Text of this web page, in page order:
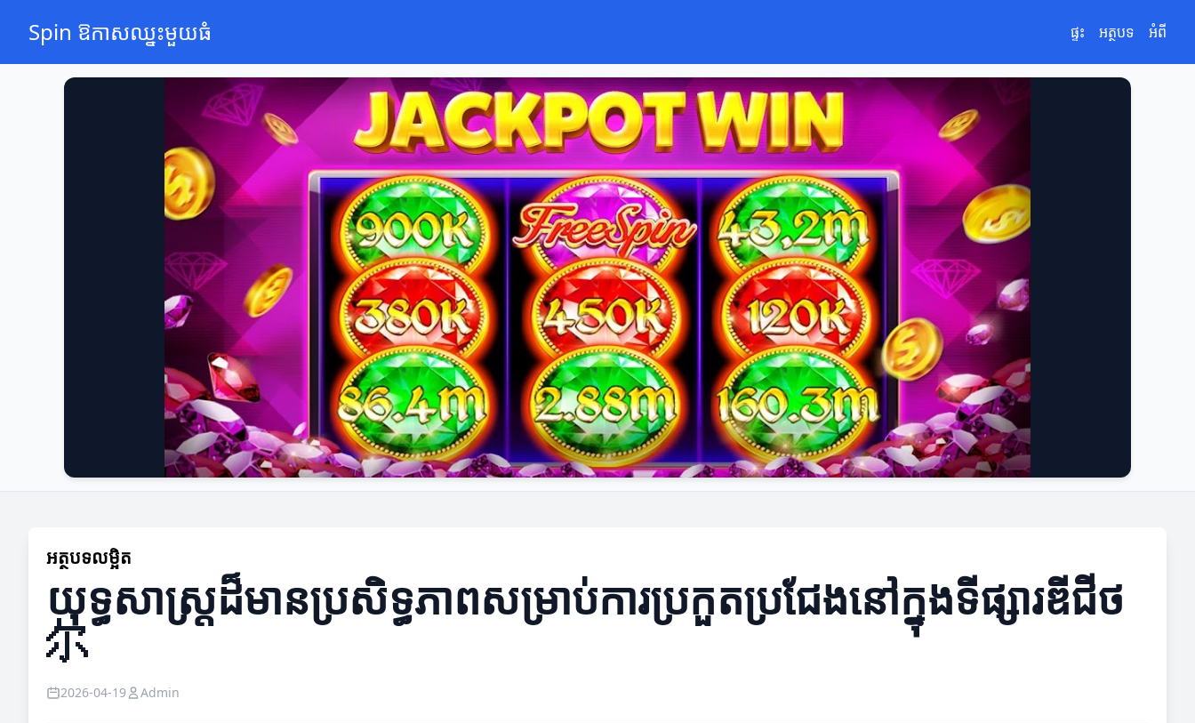
Spin ឱកាសឈ្នះមួយធំ ផ្ទះ អត្ថបទ អំពី
អត្ថបទលម្អិត
យុទ្ធសាស្ត្រដ៏មានប្រសិទ្ធភាពសម្រាប់ការប្រកួតប្រជែងនៅក្នុងទីផ្សារឌីជីថ
尔
2026-04-19 Admin